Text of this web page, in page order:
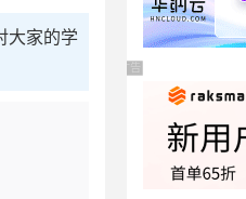
大家的学
广告 商业广告，理性选择